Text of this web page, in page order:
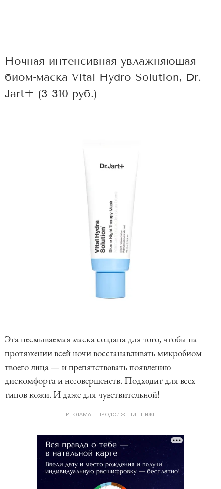
Ночная интенсивная увлажняющая
биом-маска Vital Hydro Solution, Dr.
Jart+ (3 310 руб.)
Эта несмываемая маска создана для того, чтобы на
протяжении всей ночи восстанавливать микробиом
твоего лица — и препятствовать появлению
дискомфорта и несовершенств. Подходит для всех
типов кожи. И даже для чувствительной!
РЕКЛАМА – ПРОДОЛЖЕНИЕ НИЖЕ